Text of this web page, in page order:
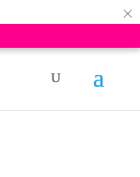
×